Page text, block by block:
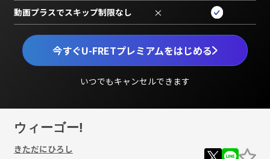
今すぐU-FRETプレミアムをはじめる
いつでもキャンセルできます
動画プラスでスキップ制限なし ×
ウィーゴー!
きただにひろし